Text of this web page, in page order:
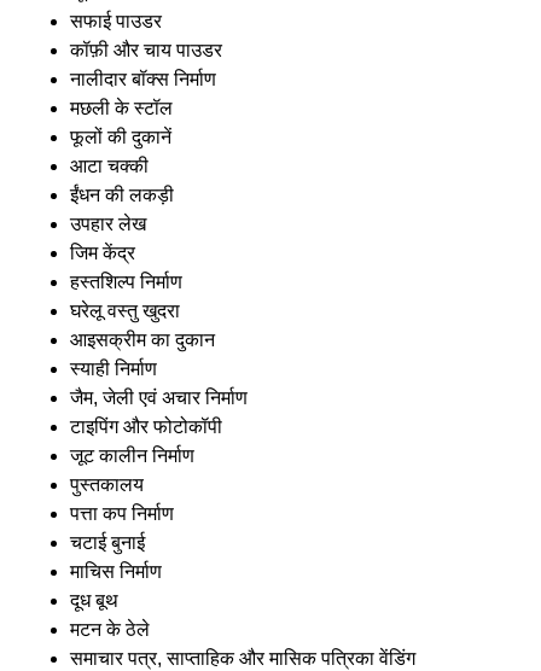
सफाई पाउडर
कॉफ़ी और चाय पाउडर
नालीदार बॉक्स निर्माण
मछली के स्टॉल
फूलों की दुकानें
आटा चक्की
ईंधन की लकड़ी
उपहार लेख
जिम केंद्र
हस्तशिल्प निर्माण
घरेलू वस्तु खुदरा
आइसक्रीम का दुकान
स्याही निर्माण
जैम, जेली एवं अचार निर्माण
टाइपिंग और फोटोकॉपी
जूट कालीन निर्माण
पुस्तकालय
पत्ता कप निर्माण
चटाई बुनाई
माचिस निर्माण
दूध बूथ
मटन के ठेले
समाचार पत्र, साप्ताहिक और मासिक पत्रिका वेंडिंग